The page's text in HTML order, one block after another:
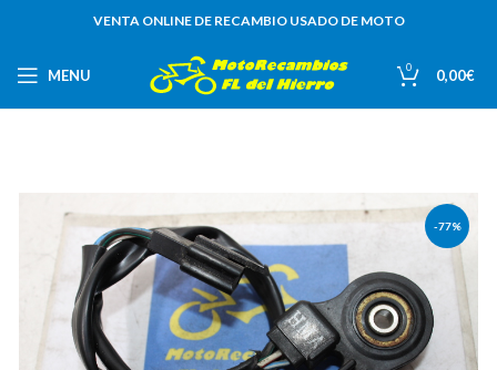
VENTA ONLINE DE RECAMBIO USADO DE MOTO
MENU 0 0,00€
-77%